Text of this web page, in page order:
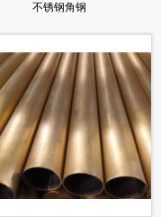
不锈钢角钢